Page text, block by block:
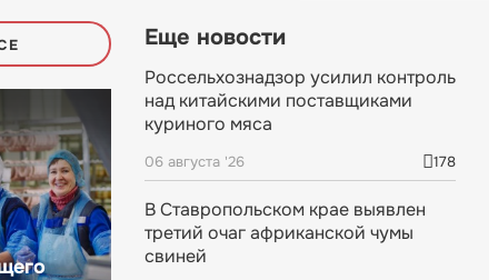
Еще новости
Россельхознадзор усилил контроль
над китайскими поставщиками
куриного мяса
06 августа '26 178
В Ставропольском крае выявлен
третий очаг африканской чумы
свиней